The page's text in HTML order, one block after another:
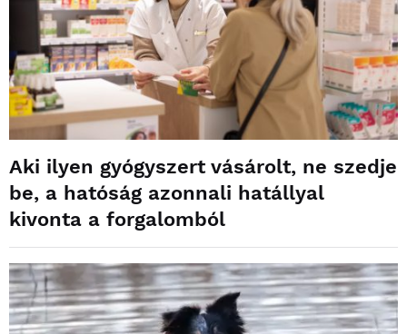
Aki ilyen gyógyszert vásárolt, ne szedje
be, a hatóság azonnali hatállyal
kivonta a forgalomból